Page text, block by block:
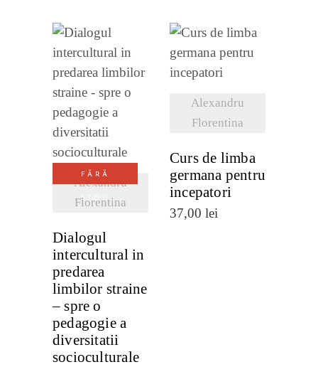
recente
FĂRĂ
STOC
Alexandru
Florentina
DETALII
Dialogul
intercultural in
predarea
limbilor straine
– spre o
pedagogie a
diversitatii
socioculturale
Alexandru
Florentina
Curs de limba
germana pentru
incepatori
37,00 lei